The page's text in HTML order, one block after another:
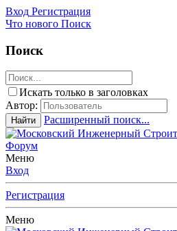
Вход Регистрация
Что нового Поиск
Поиск
Искать только в заголовках
Автор:
Найти Расширенный поиск...
Меню
Вход
Регистрация
Меню